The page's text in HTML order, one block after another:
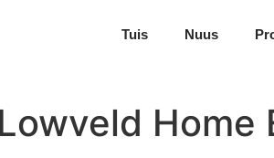
Tuis Nuus
Lowveld Home